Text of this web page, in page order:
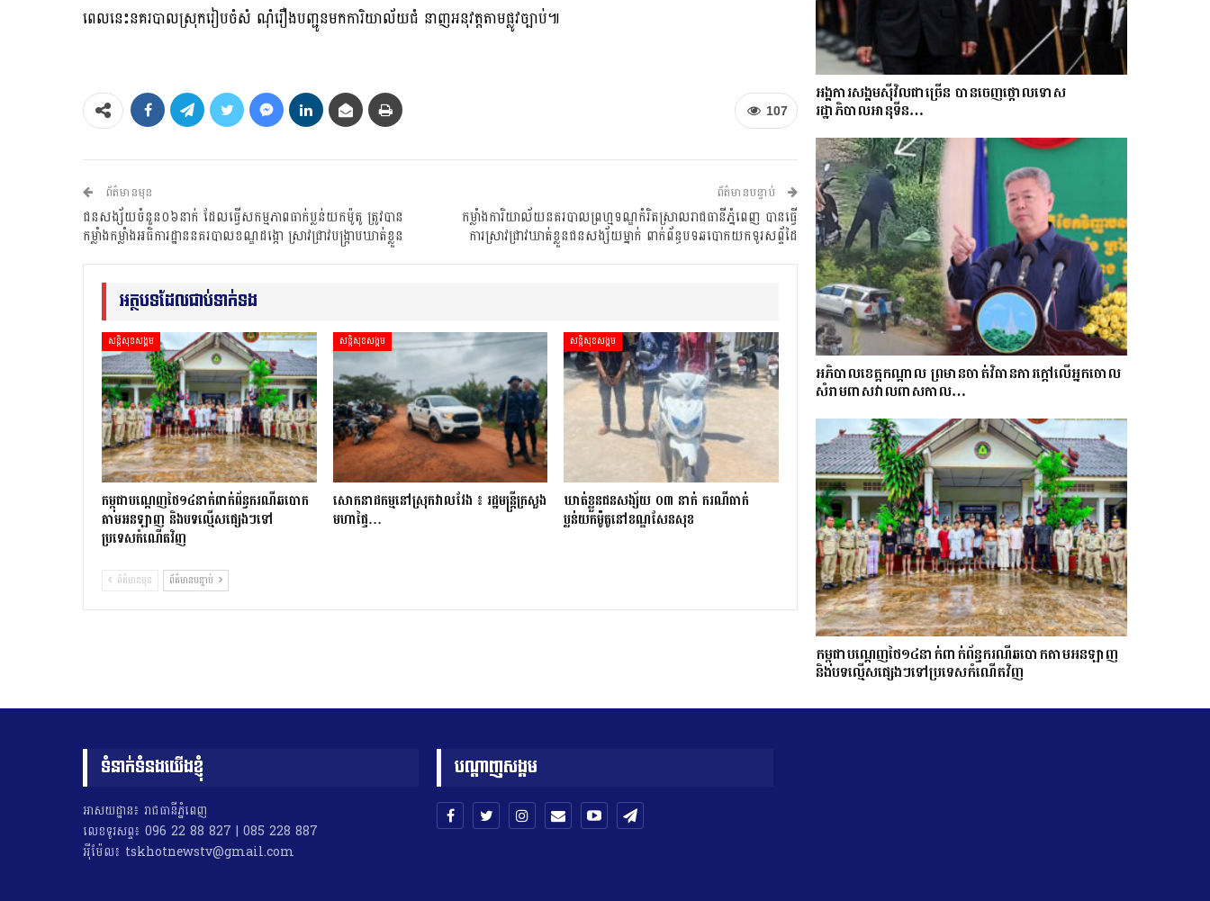
ពេលនេះនគរបាលស្រុករៀបចំសំ ណុំរឿងបញ្ជូនមកការិយាល័យជំ នាញអនុវត្តតាមផ្លូវច្បាប់៕
107
ព័ត៌មានមុន
ជនសង្ស័យចំនួន០៦នាក់ ដែលធ្វើសកម្មភាពធាក់ប្លន់យកម៉ូតូ ត្រូវបាន
កម្លាំងកម្លាំងអធិការដ្ឋាននគរបាលខណ្ឌដង្កោ ស្រាវជ្រាវបង្ក្រាបឃាត់ខ្លួន
ព័ត៌មានបន្ទាប់
កម្លាំងការិយាល័យនគរបាលព្រហ្មទណ្ឌកំរិតស្រាលរាជធានីភ្នំពេញ បានធ្វើ
ការស្រាវជ្រាវឃាត់ខ្លួនជនសង្ស័យម្នាក់ ពាក់ព័ន្ធបទឆបោកយកទូរសព្ទ័ដៃ
អត្ថបទដែលជាប់ទាក់ទង
សន្តិសុខសង្គម
កម្ពុជាបណ្ដេញថៃ១៤នាក់ពាក់ព័ន្ធករណីឆបោក
តាមអនឡាញ និងបទល្មើសផ្សេងៗទៅ
ប្រទេសកំណើតវិញ
សន្តិសុខសង្គម
សោកនាដកម្ម​នៅ​ស្រុក​វាល​វែង ៖ រដ្ឋមន្ត្រី​ក្រសួង
មហាផ្ទៃ…
សន្តិសុខសង្គម
ឃាត់ខ្លួនជនសង្ស័យ ០៣ នាក់ ករណីធាក់
ប្លន់យកម៉ូតូនៅខណ្ឌសែនសុខ
ព័ត៌មានមុន ព័ត៌មានបន្ទាប់
អង្គការសង្គមស៊ីវិលជាច្រើន បានចេញថ្កោលទោស
រដ្ឋាភិបាលអានុទីន…
អភិបាលខេត្តកណ្ដាល ព្រមានចាត់វិធានការក្ដៅលើអ្នកចោល
សំរាមពាសវាលពាសកាល…
កម្ពុជាបណ្ដេញថៃ១៤នាក់ពាក់ព័ន្ធករណីឆបោកតាមអនឡាញ
និងបទល្មើសផ្សេងៗទៅប្រទេសកំណើតវិញ
ទំនាក់ទំនងយើងខ្ញុំ
អាសយដ្ឋាន៖ រាជធានីភ្នំពេញ
លេខទូរសព្ទ៖ 096 22 88 827 | 085 228 887
អុីម៉ែល៖ tskhotnewstv@gmail.com
បណ្តាញសង្គម